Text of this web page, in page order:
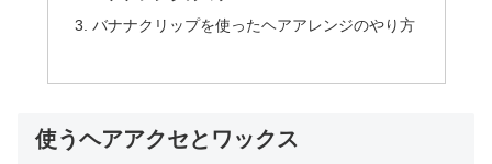
バナナクリップを使ったヘアアレンジのやり方
使うヘアアクセとワックス